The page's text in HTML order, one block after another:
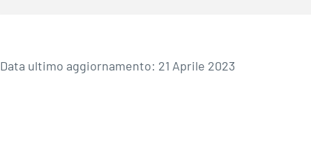
Data ultimo aggiornamento: 21 Aprile 2023